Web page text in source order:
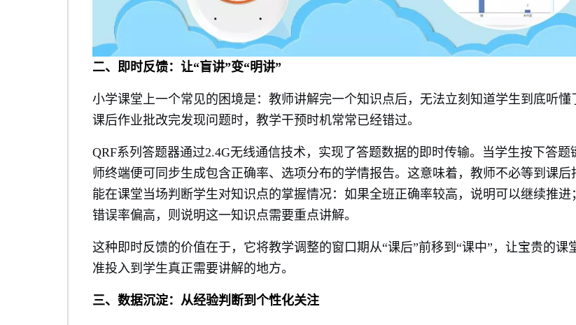
二、即时反馈：让“盲讲”变“明讲”
小学课堂上一个常见的困境是：教师讲解完一个知识点后，无法立刻知道学生到底听懂
课后作业批改完发现问题时，教学干预时机常常已经错过。
QRF系列答题器通过2.4G无线通信技术，实现了答题数据的即时传输。当学生按下答题
师终端便可同步生成包含正确率、选项分布的学情报告。这意味着，教师不必等到课后
能在课堂当场判断学生对知识点的掌握情况：如果全班正确率较高，说明可以继续推进
错误率偏高，则说明这一知识点需要重点讲解。
这种即时反馈的价值在于，它将教学调整的窗口期从“课后”前移到“课中”，让宝贵的课
准投入到学生真正需要讲解的地方。
三、数据沉淀：从经验判断到个性化关注